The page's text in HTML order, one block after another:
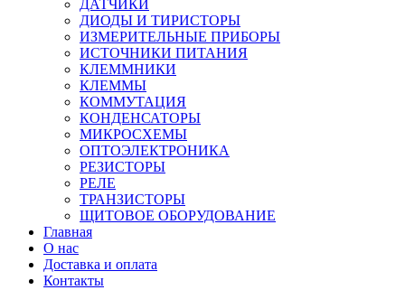
ДАТЧИКИ
ДИОДЫ И ТИРИСТОРЫ
ИЗМЕРИТЕЛЬНЫЕ ПРИБОРЫ
ИСТОЧНИКИ ПИТАНИЯ
КЛЕММНИКИ
КЛЕММЫ
КОММУТАЦИЯ
КОНДЕНСАТОРЫ
МИКРОСХЕМЫ
ОПТОЭЛЕКТРОНИКА
РЕЗИСТОРЫ
РЕЛЕ
ТРАНЗИСТОРЫ
ЩИТОВОЕ ОБОРУДОВАНИЕ
Главная
О нас
Доставка и оплата
Контакты